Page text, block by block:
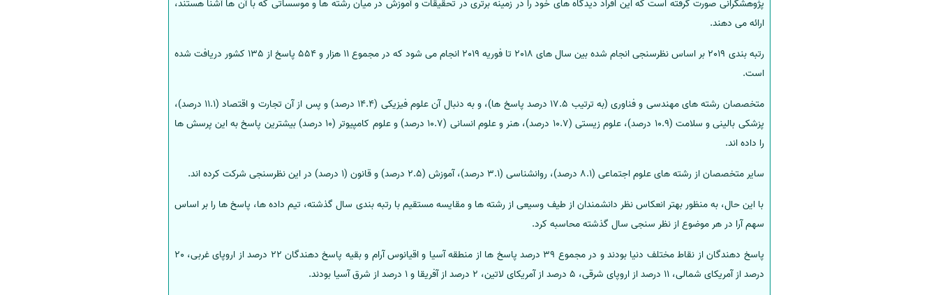
پژوهشگرانی صورت گرفته است که این افراد دیدگاه های خود را در زمینه برتری در تحقیقات و آموزش در میان رشته ها و موسساتی که با آن ها آشنا هستند،
ارائه می دهند.
رتبه بندی 2019 بر اساس نظرسنجی انجام شده بین سال های 2018 تا فوریه 2019 انجام می شود که در مجموع 11 هزار و 554 پاسخ از 135 کشور دریافت شده
است.
متخصصان رشته های مهندسی و فناوری (به ترتیب 17.5 درصد پاسخ ها)، و به دنبال آن علوم فیزیکی (14.4 درصد) و پس از آن تجارت و اقتصاد (11.1 درصد)،
پزشکی بالینی و سلامت (10.9 درصد)، علوم زیستی (10.7 درصد)، هنر و علوم انسانی (10.7 درصد) و علوم کامپیوتر (10 درصد) بیشترین پاسخ به این پرسش ها
را داده اند.
سایر متخصصان از رشته های علوم اجتماعی (8.1 درصد)، روانشناسی (3.1 درصد)، آموزش (2.5 درصد) و قانون (1 درصد) در این نظرسنجی شرکت کرده اند.
با این حال، به منظور بهتر انعکاس نظر دانشمندان از طیف وسیعی از رشته ها و مقایسه مستقیم با رتبه بندی سال گذشته، تیم داده ها، پاسخ ها را بر اساس
سهم آرا در هر موضوع از نظر سنجی سال گذشته محاسبه کرد.
پاسخ دهندگان از نقاط مختلف دنیا بودند و در مجموع 39 درصد پاسخ ها از منطقه آسیا و اقیانوس آرام و بقیه پاسخ دهندگان 22 درصد از اروپای غربی، 20
درصد از آمریکای شمالی، 11 درصد از اروپای شرقی، 5 درصد از آمریکای لاتین، 2 درصد از آفریقا و 1 درصد از شرق آسیا بودند.